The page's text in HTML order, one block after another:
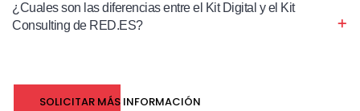
¿Cuales son las diferencias entre el Kit Digital y el Kit
Consulting de RED.ES?
SOLICITAR MÁS INFORMACIÓN